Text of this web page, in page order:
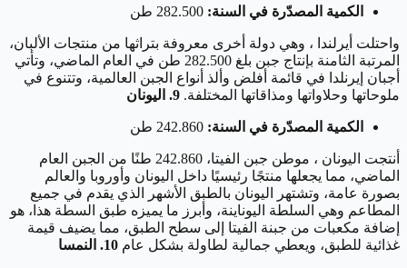
الكمية المصدّرة في السنة:
واحتلت أيرلندا ، وهي دولة أخرى معروفة بتراثها من منتجات الألبان،
المرتبة الثامنة بإنتاج جبن بلغ 282.500 طن في العام الماضي، وتأتي
أجبان إيرنلدا في قائمة أفلض وألذ أنواع الجبن العالمية، وتتنوع في
ملوحاتها وحلاواتها ومذاقاتها المختلفة. 9. اليونان
الكمية المصدّرة في السنة:
أنتجت اليونان ، موطن جبن الفيتا، 242.860 طنًا من الجبن العام
الماضي، مما يجعلها منتجًا رئيسيًا داخل اليونان وأوروبا والعالم
بصورة عامة، وتشتهر اليونان بالطبق الأشهر الذي يقدم في جميع
المطاعم وهي السلطة اليوناينة، وأبرز ما يميزه طبق السطة هذا، هو
إضافة مكعبات من جبنة الفيتا إلى سطح الطبق، مما يضيف قيمة
غذائية للطبق، ويعطي جمالية لطاولة بشكل عام 10. النمسا